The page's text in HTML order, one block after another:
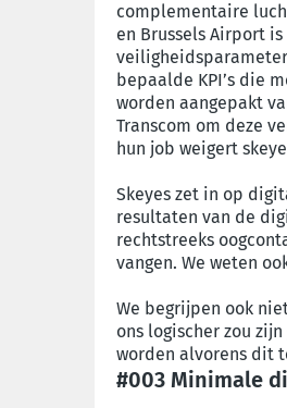
complementaire
en Brussels Airport
bepaalde KPI’s die
worden aangepakt
Transcom om deze
hun job weigert
Skeyes zet in op
resultaten van de
rechtstreeks
vangen. We weten
We begrijpen ook
ons logischer zou
worden alvorens dit
#003 Minimale